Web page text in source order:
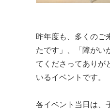
昨年度も、多くのご
たです」、「障がい
てくださってありが
いるイベントです。
各イベント当日は、